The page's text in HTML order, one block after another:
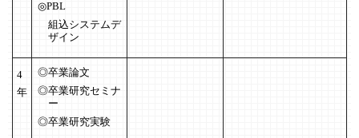
PBL
組込システムデ
ザイン
4
年
卒業論文
卒業研究セミナ
ー
卒業研究実験